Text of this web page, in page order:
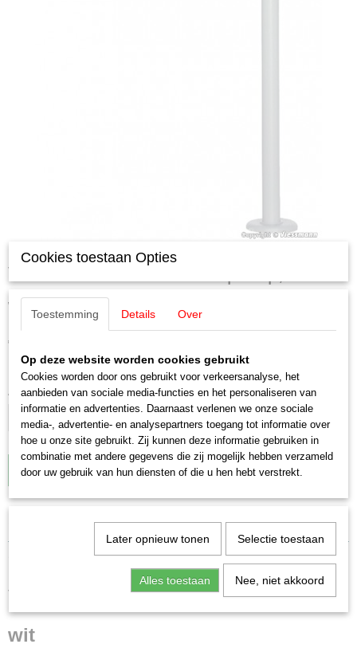
Viessmann 6090 H0 zweeplamp, LED
wit
€ 12,15
Op voorraad
Aantal
IN WINKELWAGEN
Specificaties
H0 (1:87)
Omschrijving
Viessmann 6090 H0 zweeplamp, LED
wit
Cookies toestaan Opties
Toestemming Details Over
Op deze website worden cookies gebruikt
Cookies worden door ons gebruikt voor verkeersanalyse, het
aanbieden van sociale media-functies en het personaliseren van
informatie en advertenties. Daarnaast verlenen we onze sociale
media-, advertentie- en analysepartners toegang tot informatie over
hoe u onze site gebruikt. Zij kunnen deze informatie gebruiken in
combinatie met andere gegevens die zij mogelijk hebben verzameld
door uw gebruik van hun diensten of die u hen hebt verstrekt.
Later opnieuw tonen Selectie toestaan
Alles toestaan Nee, niet akkoord